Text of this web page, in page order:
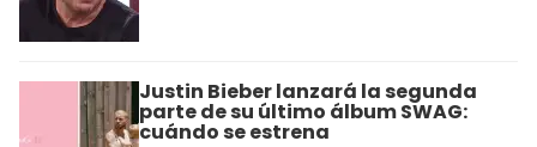
Justin Bieber lanzará la segunda
parte de su último álbum SWAG:
cuándo se estrena